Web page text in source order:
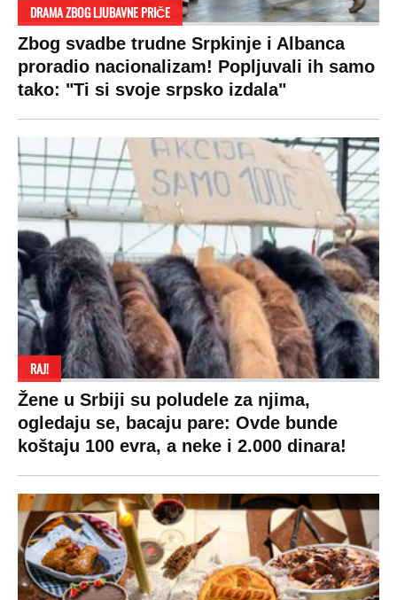
DRAMA ZBOG LJUBAVNE PRIČE
Zbog svadbe trudne Srpkinje i Albanca
proradio nacionalizam! Popljuvali ih samo
tako: "Ti si svoje srpsko izdala"
RAJ!
Žene u Srbiji su poludele za njima,
ogledaju se, bacaju pare: Ovde bunde
koštaju 100 evra, a neke i 2.000 dinara!